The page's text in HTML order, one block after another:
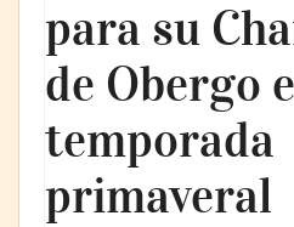
para su
de Obergo
temporada
primaveral